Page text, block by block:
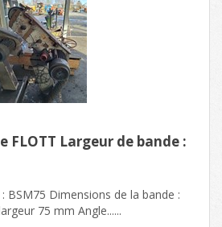
FLOTT Largeur de bande :
BSM75 Dimensions de la bande :
75 mm Angle......